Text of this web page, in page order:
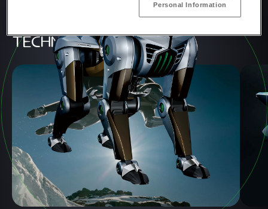
Technology
Personal Information